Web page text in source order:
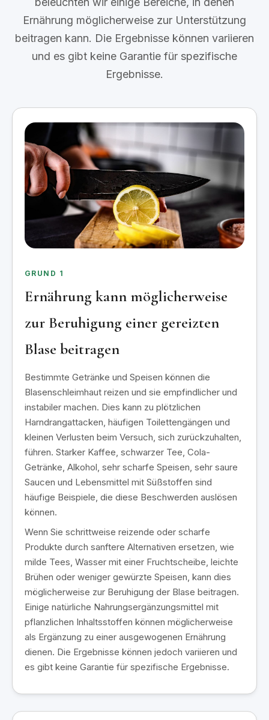
Ernährung möglicherweise zur Unterstützung
beitragen kann. Die Ergebnisse können variieren
und es gibt keine Garantie für spezifische
Ergebnisse.
GRUND 1
Ernährung kann möglicherweise
zur Beruhigung einer gereizten
Blase beitragen
Bestimmte Getränke und Speisen können die
Blasenschleimhaut reizen und sie empfindlicher und
instabiler machen. Dies kann zu plötzlichen
Harndrangattacken, häufigen Toilettengängen und
kleinen Verlusten beim Versuch, sich zurückzuhalten,
führen. Starker Kaffee, schwarzer Tee, Cola-
Getränke, Alkohol, sehr scharfe Speisen, sehr saure
Saucen und Lebensmittel mit Süßstoffen sind
häufige Beispiele, die diese Beschwerden auslösen
können.
Wenn Sie schrittweise reizende oder scharfe
Produkte durch sanftere Alternativen ersetzen, wie
milde Tees, Wasser mit einer Fruchtscheibe, leichte
Brühen oder weniger gewürzte Speisen, kann dies
möglicherweise zur Beruhigung der Blase beitragen.
Einige natürliche Nahrungsergänzungsmittel mit
pflanzlichen Inhaltsstoffen können möglicherweise
als Ergänzung zu einer ausgewogenen Ernährung
dienen. Die Ergebnisse können jedoch variieren und
es gibt keine Garantie für spezifische Ergebnisse.